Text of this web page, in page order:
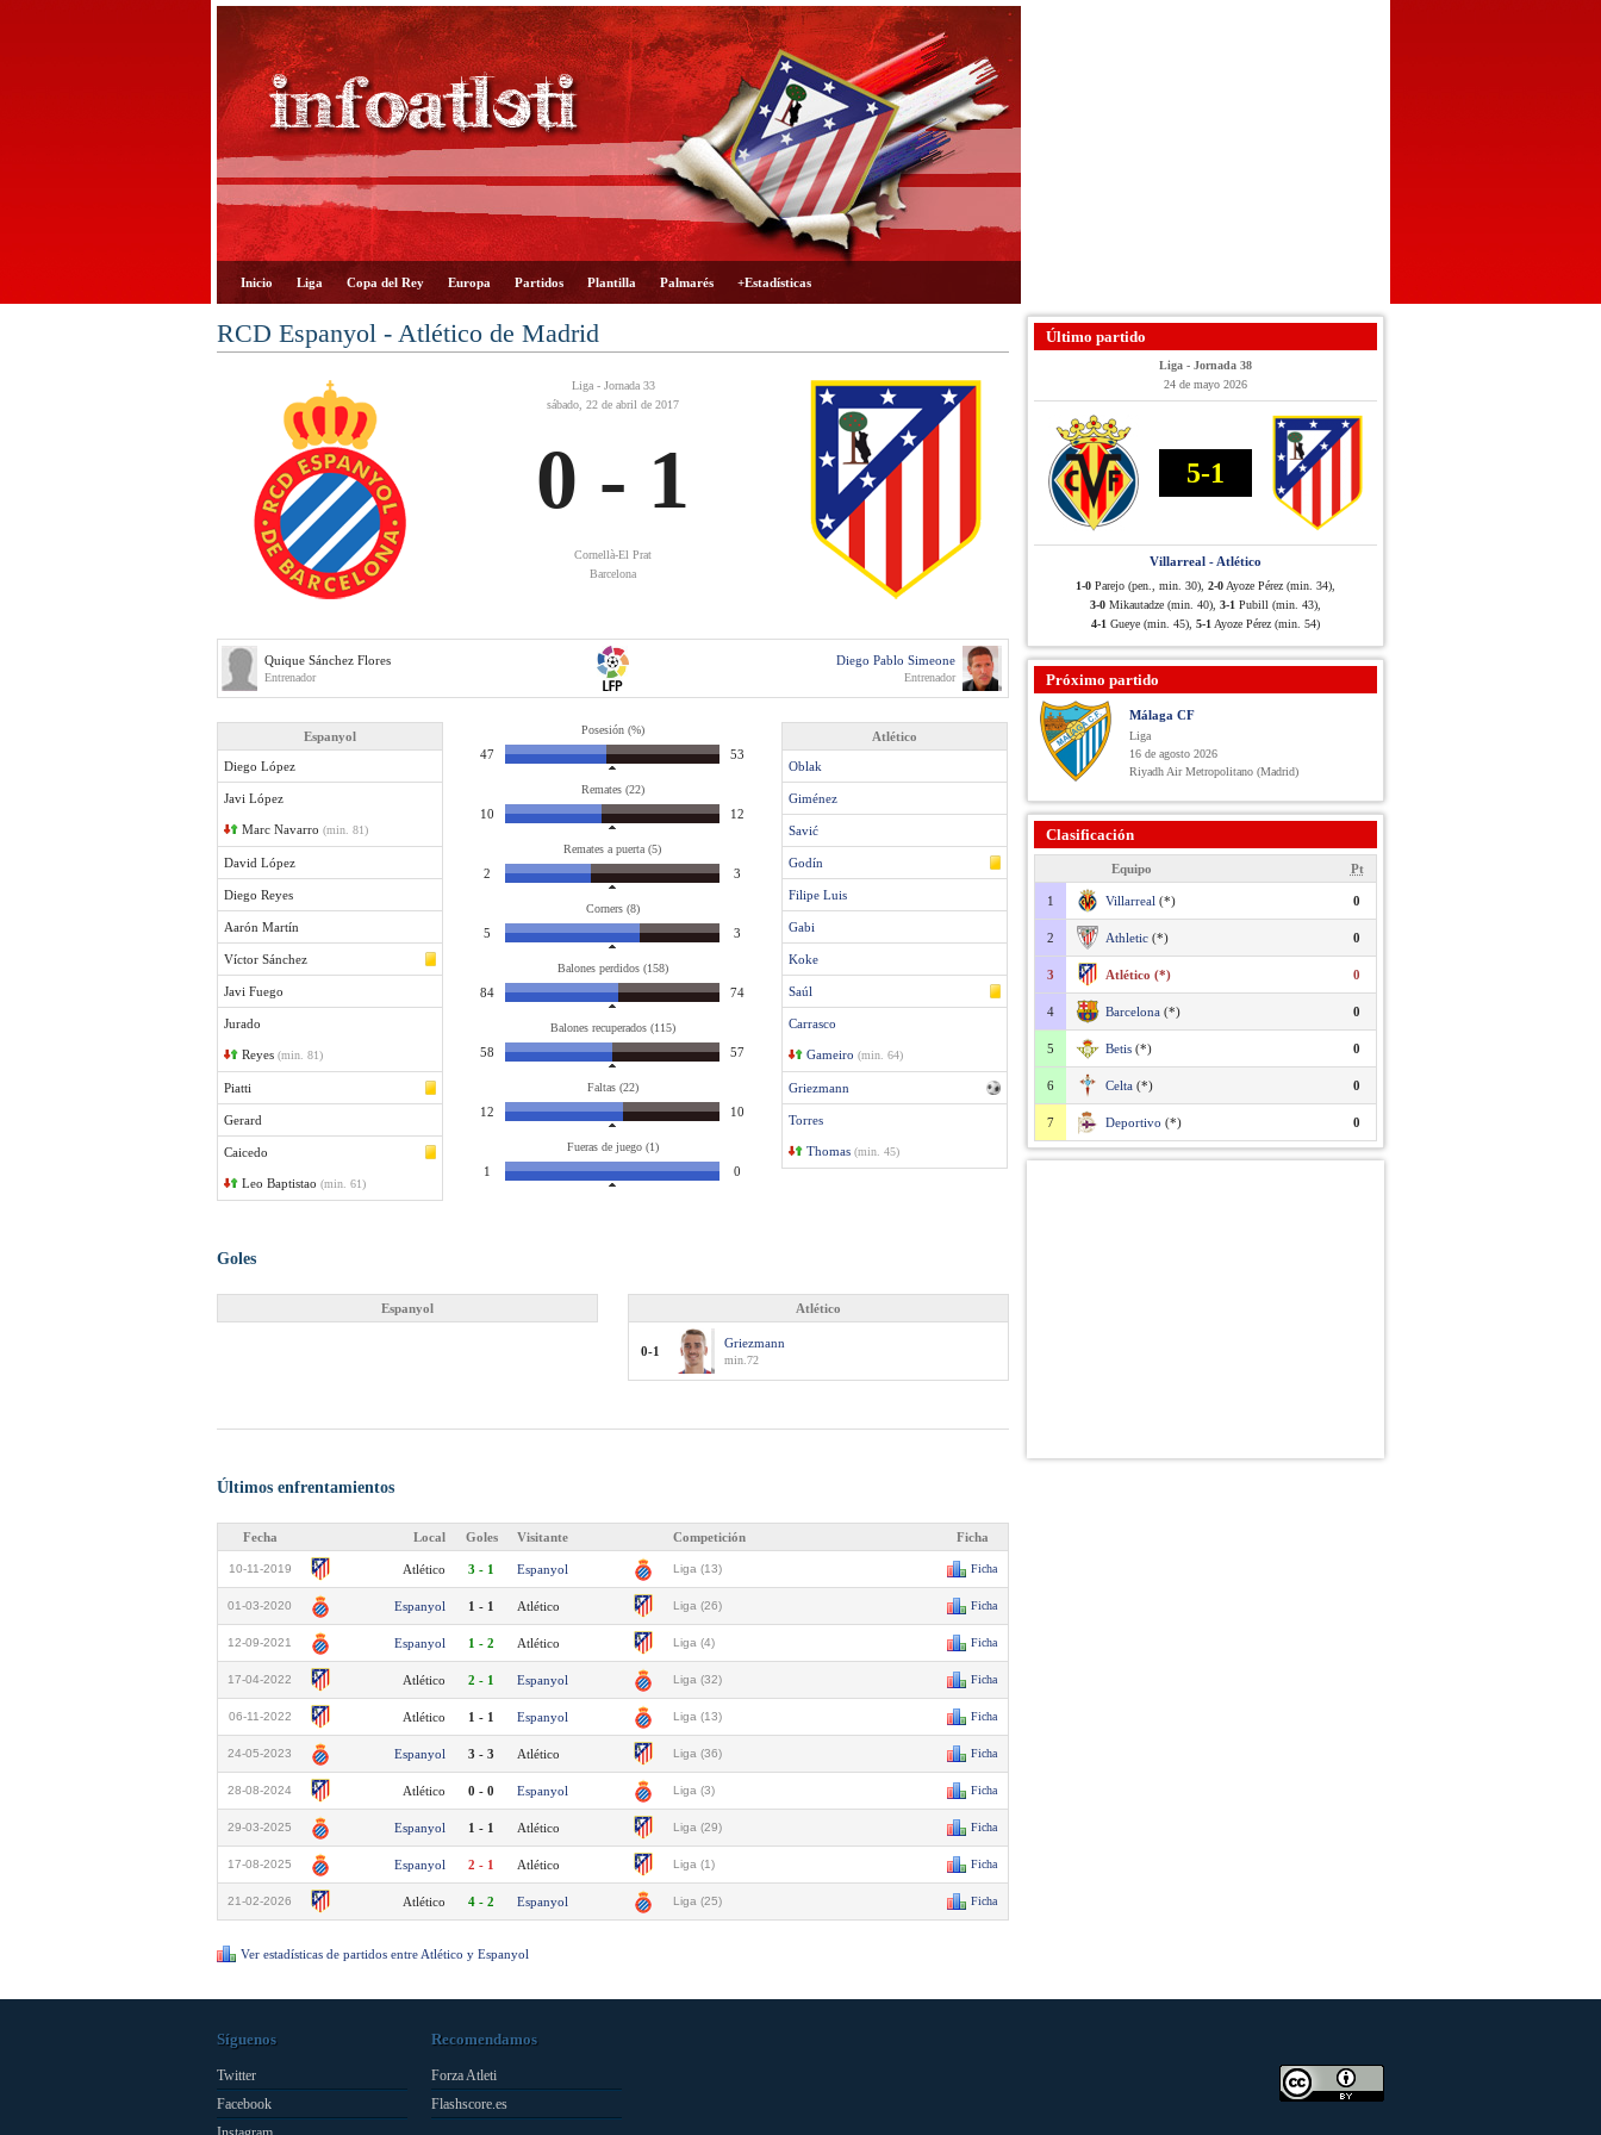
Inicio Liga Copa del Rey Europa Partidos Plantilla Palmarés +Estadísticas
RCD Espanyol - Atlético de Madrid
Liga - Jornada 33
sábado, 22 de abril de 2017
0 - 1
Cornellà-El Prat
Barcelona
Quique Sánchez Flores
Entrenador
Diego Pablo Simeone
Entrenador
Espanyol
Diego López
Javi López
Marc Navarro (min. 81)
David López
Diego Reyes
Aarón Martín
Víctor Sánchez
Javi Fuego
Jurado
Reyes (min. 81)
Piatti
Gerard
Caicedo
Leo Baptistao (min. 61)
Posesión (%)
47 53
Remates (22)
10 12
Remates a puerta (5)
2 3
Corners (8)
5 3
Balones perdidos (158)
84 74
Balones recuperados (115)
58 57
Faltas (22)
12 10
Fueras de juego (1)
1 0
Atlético
Oblak
Giménez
Savić
Godín
Filipe Luis
Gabi
Koke
Saúl
Carrasco
Gameiro (min. 64)
Griezmann
Torres
Thomas (min. 45)
Goles
Espanyol Atlético
0-1
Griezmann
min.72
Últimos enfrentamientos
Fecha Local Goles Visitante Competición Ficha
10-11-2019 Atlético 3 - 1 Espanyol Liga (13) Ficha
01-03-2020 Espanyol 1 - 1 Atlético Liga (26) Ficha
12-09-2021 Espanyol 1 - 2 Atlético Liga (4) Ficha
17-04-2022 Atlético 2 - 1 Espanyol Liga (32) Ficha
06-11-2022 Atlético 1 - 1 Espanyol Liga (13) Ficha
24-05-2023 Espanyol 3 - 3 Atlético Liga (36) Ficha
28-08-2024 Atlético 0 - 0 Espanyol Liga (3) Ficha
29-03-2025 Espanyol 1 - 1 Atlético Liga (29) Ficha
17-08-2025 Espanyol 2 - 1 Atlético Liga (1) Ficha
21-02-2026 Atlético 4 - 2 Espanyol Liga (25) Ficha
Ver estadísticas de partidos entre Atlético y Espanyol
Último partido
Liga - Jornada 38
24 de mayo 2026
5-1
Villarreal - Atlético
1-0 Parejo (pen., min. 30), 2-0 Ayoze Pérez (min. 34),
3-0 Mikautadze (min. 40), 3-1 Pubill (min. 43),
4-1 Gueye (min. 45), 5-1 Ayoze Pérez (min. 54)
Próximo partido
Málaga CF
Liga
16 de agosto 2026
Riyadh Air Metropolitano (Madrid)
Clasificación
Equipo Pt
1 Villarreal (*) 0
2 Athletic (*) 0
3 Atlético (*) 0
4 Barcelona (*) 0
5 Betis (*) 0
6 Celta (*) 0
7 Deportivo (*) 0
Síguenos
Twitter
Facebook
Recomendamos
Forza Atleti
Flashscore.es